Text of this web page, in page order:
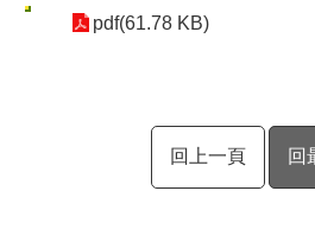
pdf(61.78 KB)
回上一頁 回